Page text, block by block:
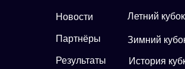
Новости
Партнёры
Результаты
Летний кубок
Зимний
История